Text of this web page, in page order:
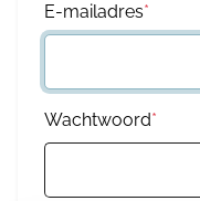
E-mailadres*
Wachtwoord*